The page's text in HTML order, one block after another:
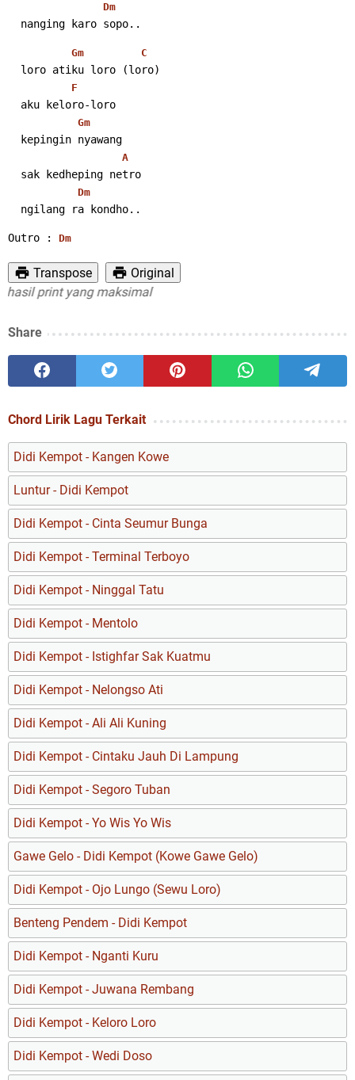
Dm
  nanging karo sopo..
Gm C
  loro atiku loro (loro)
F
  aku keloro-loro
Gm
  kepingin nyawang
A
  sak kedheping netro
Dm
  ngilang ra kondho..
Outro : Dm
Transpose
Original
print yang maksimal
Share
Chord Lirik Lagu Terkait
Didi Kempot - Kangen Kowe
Luntur - Didi Kempot
Didi Kempot - Cinta Seumur Bunga
Didi Kempot - Terminal Terboyo
Didi Kempot - Ninggal Tatu
Didi Kempot - Mentolo
Didi Kempot - Istighfar Sak Kuatmu
Didi Kempot - Nelongso Ati
Didi Kempot - Ali Ali Kuning
Didi Kempot - Cintaku Jauh Di Lampung
Didi Kempot - Segoro Tuban
Didi Kempot - Yo Wis Yo Wis
Gawe Gelo - Didi Kempot (Kowe Gawe Gelo)
Didi Kempot - Ojo Lungo (Sewu Loro)
Benteng Pendem - Didi Kempot
Didi Kempot - Nganti Kuru
Didi Kempot - Juwana Rembang
Didi Kempot - Keloro Loro
Didi Kempot - Wedi Doso